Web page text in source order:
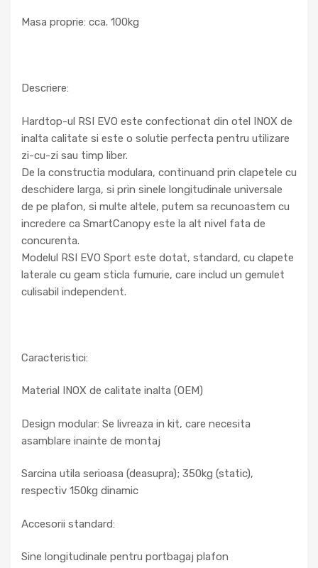
Masa proprie: cca. 100kg
Descriere:
Hardtop-ul RSI EVO este confectionat din otel INOX de
inalta calitate si este o solutie perfecta pentru utilizare
zi-cu-zi sau timp liber.
De la constructia modulara, continuand prin clapetele cu
deschidere larga, si prin sinele longitudinale universale
de pe plafon, si multe altele, putem sa recunoastem cu
incredere ca SmartCanopy este la alt nivel fata de
concurenta.
Modelul RSI EVO Sport este dotat, standard, cu clapete
laterale cu geam sticla fumurie, care includ un gemulet
culisabil independent.
Caracteristici:
Material INOX de calitate inalta (OEM)
Design modular: Se livreaza in kit, care necesita
asamblare inainte de montaj
Sarcina utila serioasa (deasupra); 350kg (static),
respectiv 150kg dinamic
Accesorii standard:
Sine longitudinale pentru portbagaj plafon